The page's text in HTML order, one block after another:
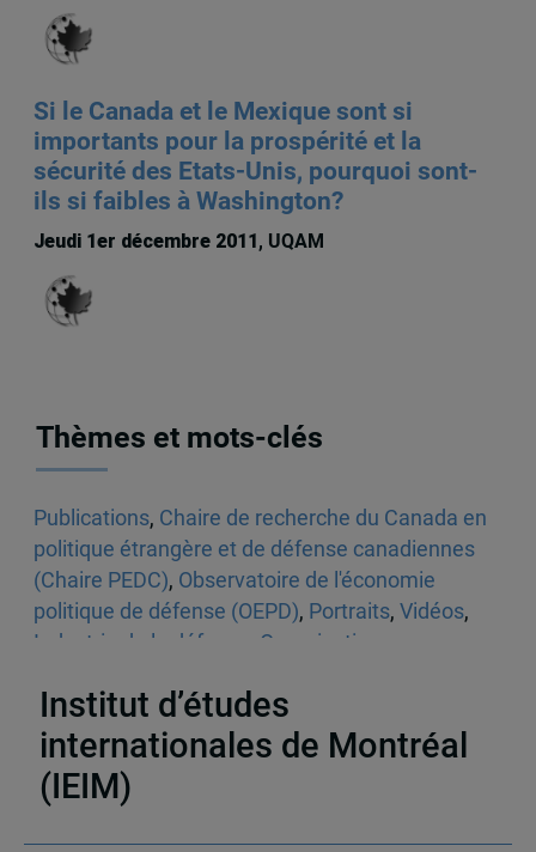
Si le Canada et le Mexique sont si
importants pour la prospérité et la
sécurité des Etats-Unis, pourquoi sont-
ils si faibles à Washington?
Jeudi 1er décembre 2011, UQAM
Thèmes et mots-clés
Publications, Chaire de recherche du Canada en
politique étrangère et de défense canadiennes
(Chaire PEDC), Observatoire de l'économie
politique de défense (OEPD), Portraits, Vidéos,
Industrie de la défense
Organisations
Institut d’études
internationales de Montréal
(IEIM)